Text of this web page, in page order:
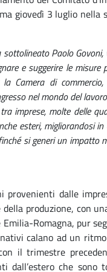
giovedì 3 luglio nella
Paolo
e suggerire le misure
Camera di
nel mondo del
imprese, molte delle
esteri, migliorandosi
si generi un impatto
provenienti dalle
produzione, con
Romagna, pur
calano ad un
il trimestre
che sono